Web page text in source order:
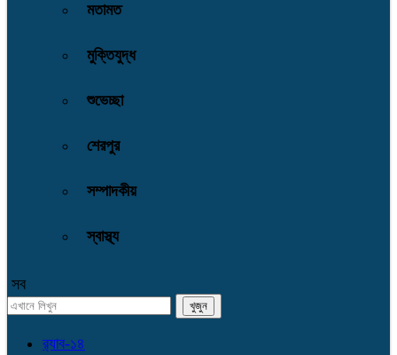
মতামত
মুক্তিযুদ্ধ
শুভেচ্ছা
শেরপুর
সম্পাদকীয়
স্বাস্থ্য
সব
র‌্যাব-১৪